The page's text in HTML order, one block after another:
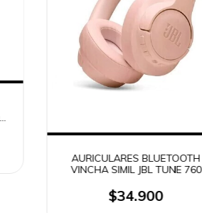
AURICULARES BLUETOOTH
VINCHA SIMIL JBL TUNE 760
$34.900